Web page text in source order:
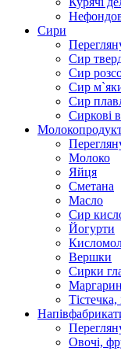
Сири
Сир
Сир
Сир
Сир
Сиркові
Молоко
Яйця
Сметана
Масло
Сир
Йогурти
Вершки
Сирки
Маргарин
Овочі,